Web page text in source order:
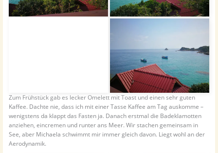
Zum Frühstück gab es lecker Omelett mit Toast und einen sehr guten
Kaffee. Dachte nie, dass ich mit einer Tasse Kaffee am Tag auskomme –
wenigstens da klappt das Fasten ja. Danach erstmal die Badeklamotten
anziehen, eincremen und runter ans Meer. Wir stachen gemeinsam in
See, aber Michaela schwimmt mir immer gleich davon. Liegt wohl an der
Aerodynamik.